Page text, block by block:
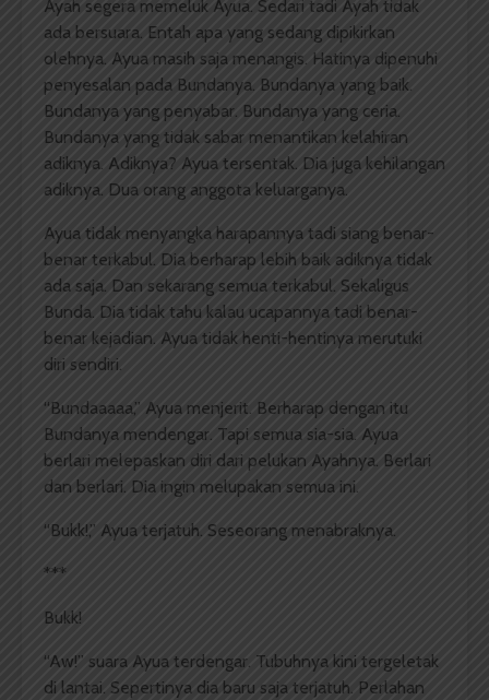
Ayah segera memeluk Ayua. Sedari tadi Ayah tidak
ada bersuara. Entah apa yang sedang dipikirkan
olehnya. Ayua masih saja menangis. Hatinya dipenuhi
penyesalan pada Bundanya. Bundanya yang baik.
Bundanya yang penyabar. Bundanya yang ceria.
Bundanya yang tidak sabar menantikan kelahiran
adiknya. Adiknya? Ayua tersentak. Dia juga kehilangan
adiknya. Dua orang anggota keluarganya.
Ayua tidak menyangka harapannya tadi siang benar-
benar terkabul. Dia berharap lebih baik adiknya tidak
ada saja. Dan sekarang semua terkabul. Sekaligus
Bunda. Dia tidak tahu kalau ucapannya tadi benar-
benar kejadian. Ayua tidak henti-hentinya merutuki
diri sendiri.
“Bundaaaaa,” Ayua menjerit. Berharap dengan itu
Bundanya mendengar. Tapi semua sia-sia. Ayua
berlari melepaskan diri dari pelukan Ayahnya. Berlari
dan berlari. Dia ingin melupakan semua ini.
“Bukk!,” Ayua terjatuh. Seseorang menabraknya.
***
Bukk!
“Aw!” suara Ayua terdengar. Tubuhnya kini tergeletak
di lantai. Sepertinya dia baru saja terjatuh. Perlahan